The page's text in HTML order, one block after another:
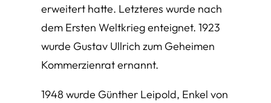
erweitert hatte. Letzteres wurde nach
dem Ersten Weltkrieg enteignet. 1923
wurde Gustav Ullrich zum Geheimen
Kommerzienrat ernannt.
1948 wurde Günther Leipold, Enkel von